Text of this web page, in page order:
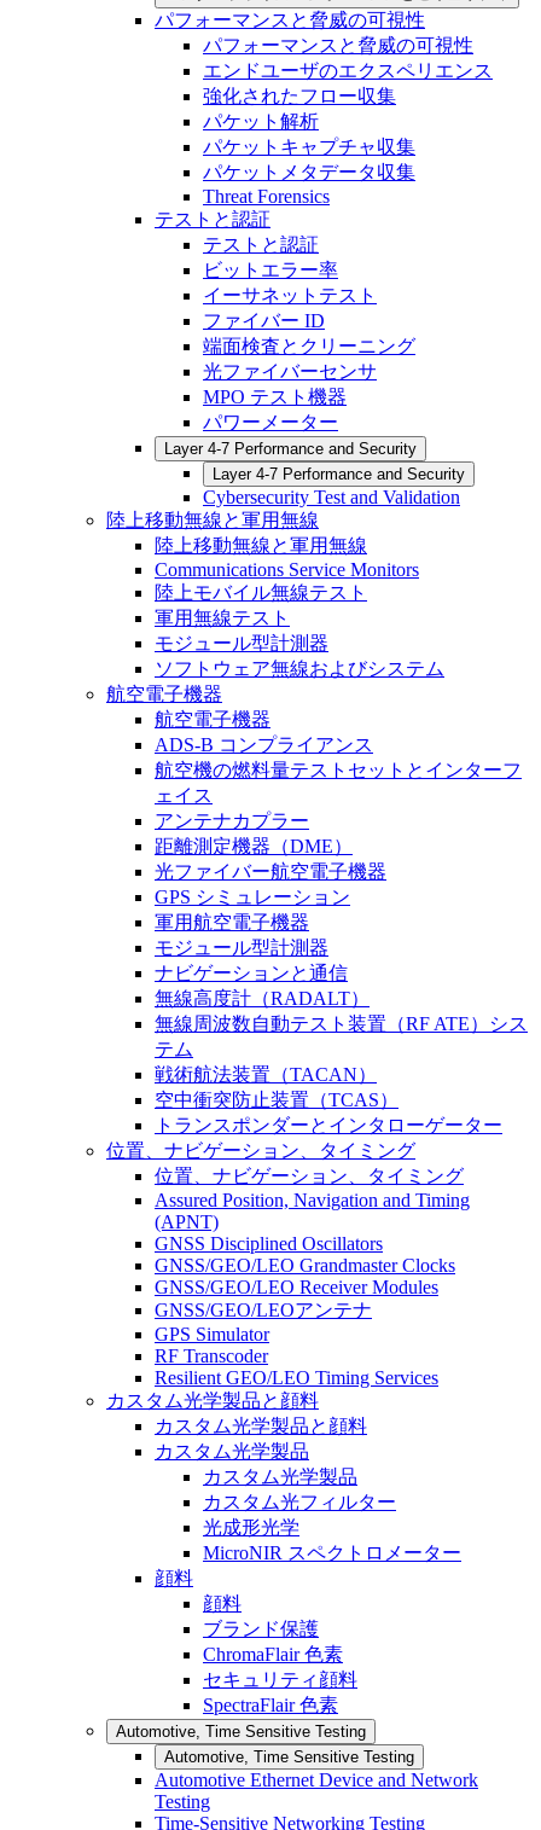
パフォーマンスと脅威の可視性
パフォーマンスと脅威の可視性
エンドユーザのエクスペリエンス
強化されたフロー収集
パケット解析
パケットキャプチャ収集
パケットメタデータ収集
Threat Forensics
テストと認証
テストと認証
ビットエラー率
イーサネットテスト
ファイバー ID
端面検査とクリーニング
光ファイバーセンサ
MPO テスト機器
パワーメーター
Layer 4-7 Performance and Security
Layer 4-7 Performance and Security
Cybersecurity Test and Validation
陸上移動無線と軍用無線
陸上移動無線と軍用無線
Communications Service Monitors
陸上モバイル無線テスト
軍用無線テスト
モジュール型計測器
ソフトウェア無線およびシステム
航空電子機器
航空電子機器
ADS-B コンプライアンス
航空機の燃料量テストセットとインターフ
ェイス
アンテナカプラー
距離測定機器（DME）
光ファイバー航空電子機器
GPS シミュレーション
軍用航空電子機器
モジュール型計測器
ナビゲーションと通信
無線高度計（RADALT）
無線周波数自動テスト装置（RF ATE）シス
テム
戦術航法装置（TACAN）
空中衝突防止装置（TCAS）
トランスポンダーとインタローゲーター
位置、ナビゲーション、タイミング
位置、ナビゲーション、タイミング
Assured Position, Navigation and Timing
(APNT)
GNSS Disciplined Oscillators
GNSS/GEO/LEO Grandmaster Clocks
GNSS/GEO/LEO Receiver Modules
GNSS/GEO/LEOアンテナ
GPS Simulator
RF Transcoder
Resilient GEO/LEO Timing Services
カスタム光学製品と顔料
カスタム光学製品と顔料
カスタム光学製品
カスタム光学製品
カスタム光フィルター
光成形光学
MicroNIR スペクトロメーター
顔料
顔料
ブランド保護
ChromaFlair 色素
セキュリティ顔料
SpectraFlair 色素
Automotive, Time Sensitive Testing
Automotive, Time Sensitive Testing
Automotive Ethernet Device and Network
Testing
Time-Sensitive Networking Testing